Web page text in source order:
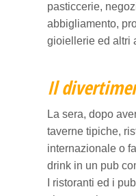
pasticcerie,
abbigliamento,
gioiellerie ed altri
Il
La sera, dopo
taverne tipiche,
internazionale o
drink in un pub
I ristoranti ed i